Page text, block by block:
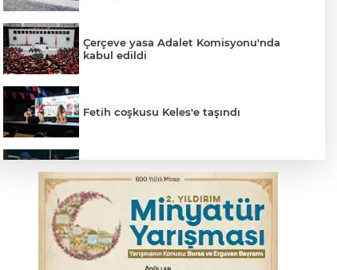
Çerçeve yasa Adalet Komisyonu'nda
kabul edildi
Fetih coşkusu Keles'e taşındı
kişi tutuklandı
İnegöl’de yangın paniği! Apartmana
sıçrayan alevler söndürüldü